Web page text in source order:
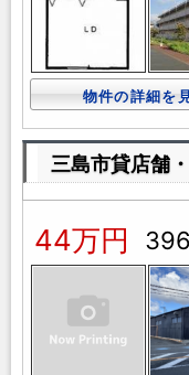
物件の詳細を
三島市貸店舗
44万円